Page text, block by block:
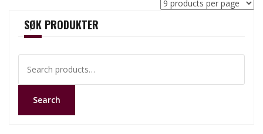
SØK PRODUKTER
for:
Search